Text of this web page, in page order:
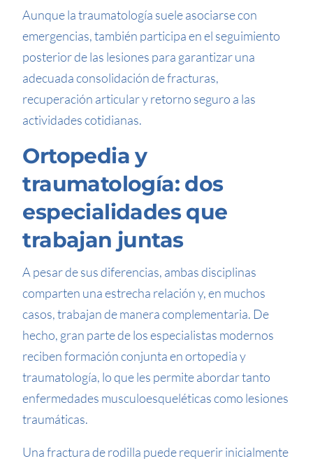
Aunque la traumatología suele asociarse con
emergencias, también participa en el seguimiento
posterior de las lesiones para garantizar una
adecuada consolidación de fracturas,
recuperación articular y retorno seguro a las
actividades cotidianas.
Ortopedia y
traumatología: dos
especialidades que
trabajan juntas
A pesar de sus diferencias, ambas disciplinas
comparten una estrecha relación y, en muchos
casos, trabajan de manera complementaria. De
hecho, gran parte de los especialistas modernos
reciben formación conjunta en ortopedia y
traumatología, lo que les permite abordar tanto
enfermedades musculoesqueléticas como lesiones
traumáticas.
Una fractura de rodilla puede requerir inicialmente